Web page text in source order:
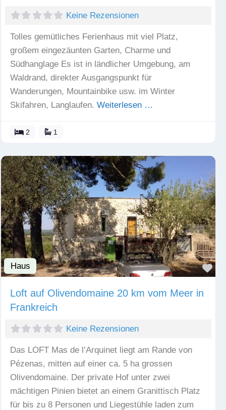
Keine Rezensionen
Tolles gemütliches Ferienhaus mit viel Platz,
großem eingezäunten Garten, Charme und
Südhanglage Es ist in ländlicher Umgebung, am
Waldrand, direkter Ausgangspunkt für
Wanderungen, Mountainbike usw. im Winter
Skifahren, Langlaufen. Weiterlesen …
2 1
Haus
Loft auf Olivendomaine 20 km vom Meer in
Frankreich
Keine Rezensionen
Das LOFT Mas de l’Arquinet liegt am Rande von
Pézenas, mitten auf einer ca. 5 ha grossen
Olivendomaine. Der private Hof unter zwei
mächtigen Pinien bietet an einem Granittisch Platz
für bis zu 8 Personen und Liegestühle laden zum